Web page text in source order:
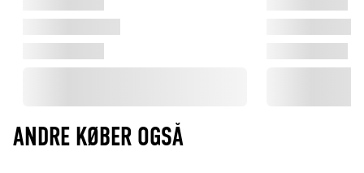
ANDRE KØBER OGSÅ